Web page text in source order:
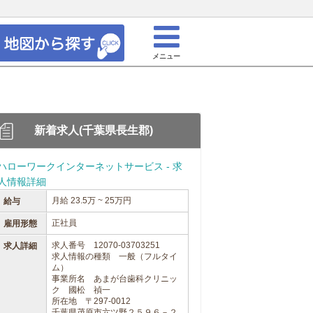
メニュー
新着求人(千葉県長生郡)
ローワークインターネットサービス - 求
情報詳細
給与 月給 23.5万 ~ 25万円
雇用形態 正社員
求人詳細
求人番号 12070-03703251
求人情報の種類 一般（フルタイ
ム）
事業所名 あまが台歯科クリニッ
ク 國松 禎一
所在地 〒297-0012